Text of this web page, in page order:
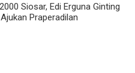
Siosar, Edi Erguna Ginting
Praperadilan